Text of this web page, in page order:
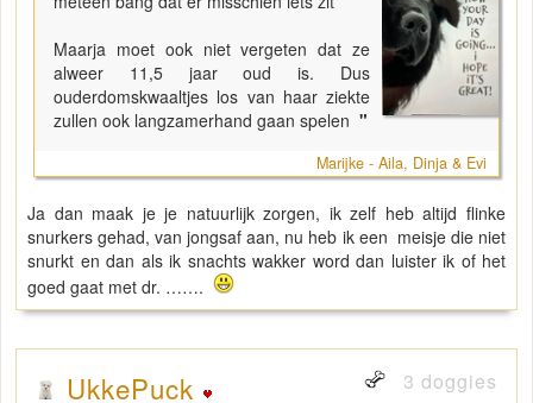
Maarja moet ook niet vergeten dat ze
alweer 11,5 jaar oud is. Dus
ouderdomskwaaltjes los van haar ziekte
zullen ook langzamerhand gaan spelen "
Marijke - Aila, Dinja & Evi
Ja dan maak je je natuurlijk zorgen, ik zelf heb altijd flinke
snurkers gehad, van jongsaf aan, nu heb ik een meisje die niet
snurkt en dan als ik snachts wakker word dan luister ik of het
goed gaat met dr. …….
UkkePuck 3 doggies